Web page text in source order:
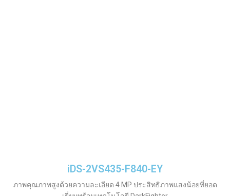
iDS-2VS435-F840-EY
ภาพคุณภาพสูงด้วยความละเอียด 4 MP ประสิทธิภาพแสงน้อยที่ยอด